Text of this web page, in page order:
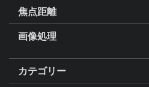
焦点距離
画像処理
カテゴリー